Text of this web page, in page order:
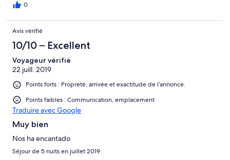
0
Avis vérifié
10/10 – Excellent
Voyageur vérifié
22 juill. 2019
Points forts : Propreté, arrivée et exactitude de l’annonce.
Points faibles : Communication, emplacement
Traduire avec Google
Muy bien
Nos ha encantado
Séjour de 5 nuits en juillet 2019